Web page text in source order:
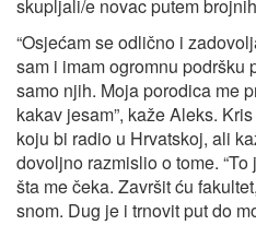
skupljali/e novac putem
“Osjećam se odlično i
sam i imam ogromnu podršku
samo njih. Moja porodica me
kakav jesam”, kaže Aleks.
koju bi radio u Hrvatskoj, ali
dovoljno razmislio o tome.
šta me čeka. Završit ću
snom. Dug je i trnovit put do